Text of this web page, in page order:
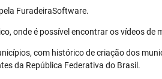
FuradeiraSoftware.
onde é possível encontrar os vídeos de
com histórico de criação dos
da República Federativa do Brasil.